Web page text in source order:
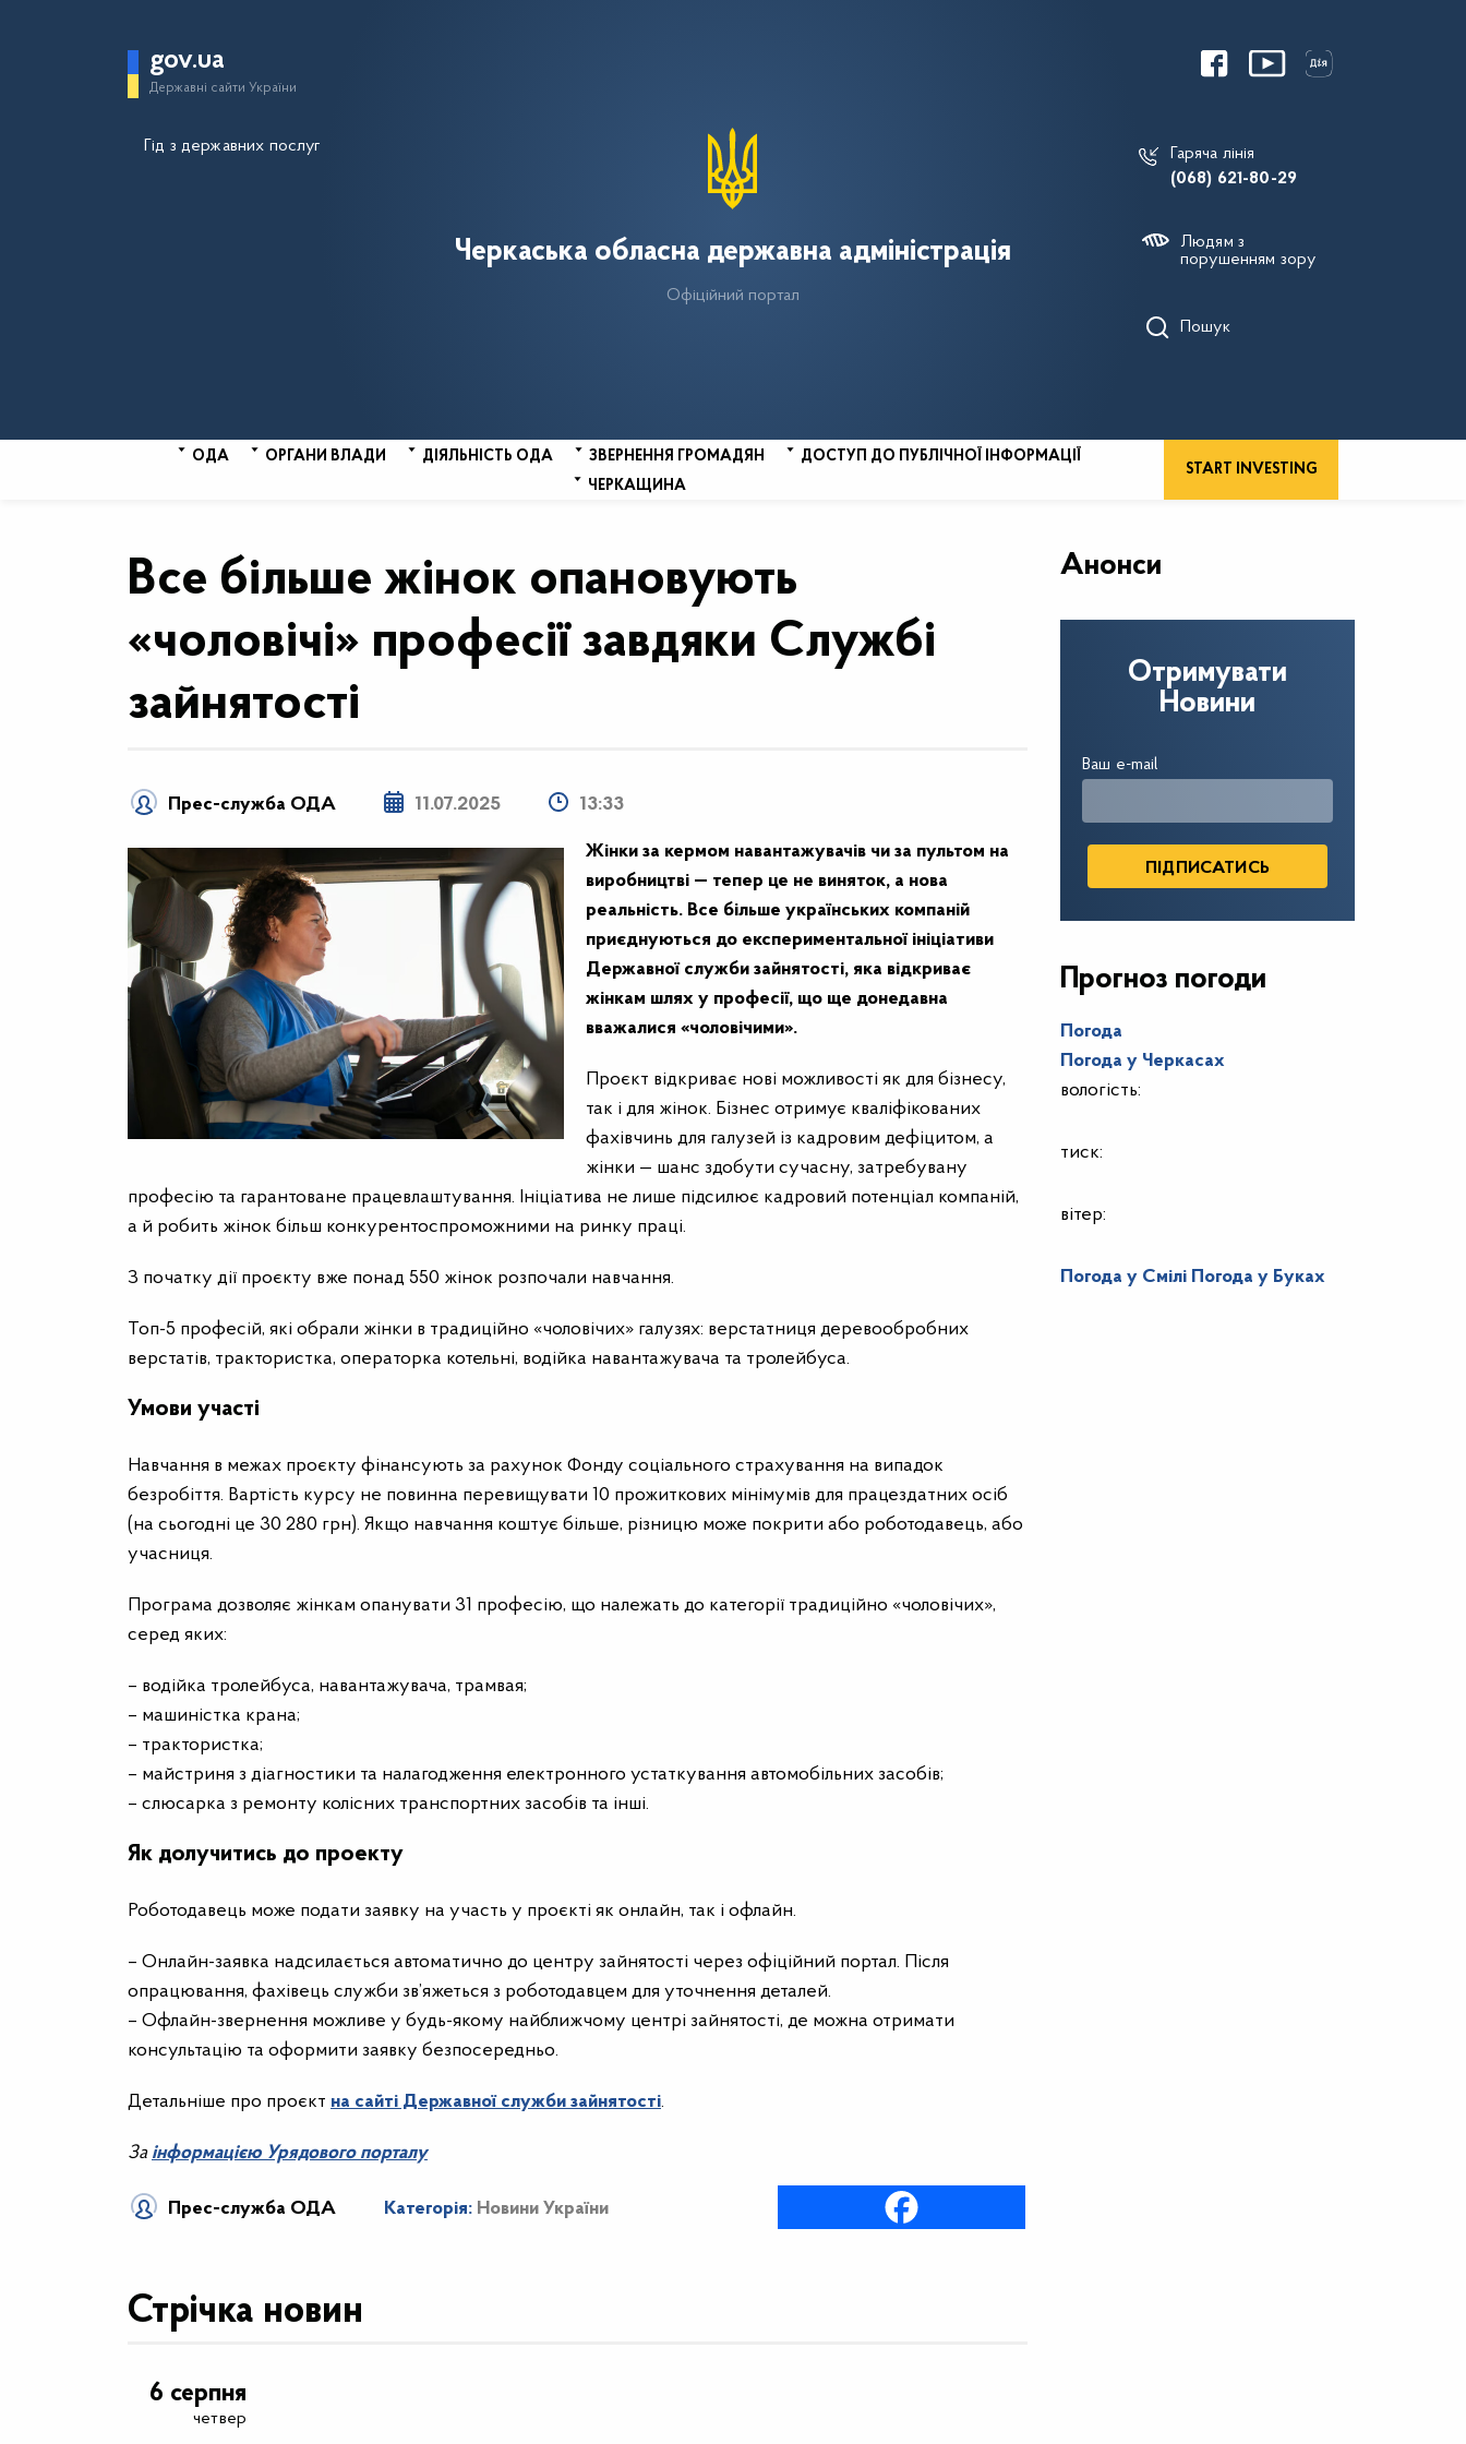
gov.ua
Державні сайти України
Гід з державних послуг
Черкаська обласна державна адміністрація
Офіційний портал
Гаряча лінія
(068) 621-80-29
Людям з
порушенням зору
Пошук
ОДА ОРГАНИ ВЛАДИ ДІЯЛЬНІСТЬ ОДА ЗВЕРНЕННЯ ГРОМАДЯН
ДОСТУП ДО ПУБЛІЧНОЇ ІНФОРМАЦІЇ
ЧЕРКАЩИНА
START INVESTING
Все більше жінок опановують
«чоловічі» професії завдяки Службі
зайнятості
Прес-служба ОДА 11.07.2025 13:33
Жінки за кермом навантажувачів чи за пультом на
виробництві — тепер це не виняток, а нова
реальність. Все більше українських компаній
приєднуються до експериментальної ініціативи
Державної служби зайнятості, яка відкриває
жінкам шлях у професії, що ще донедавна
вважалися «чоловічими».
Проєкт відкриває нові можливості як для бізнесу,
так і для жінок. Бізнес отримує кваліфікованих
фахівчинь для галузей із кадровим дефіцитом, а
жінки — шанс здобути сучасну, затребувану
професію та гарантоване працевлаштування. Ініціатива не лише підсилює кадровий потенціал компаній,
а й робить жінок більш конкурентоспроможними на ринку праці.
З початку дії проєкту вже понад 550 жінок розпочали навчання.
Топ-5 професій, які обрали жінки в традиційно «чоловічих» галузях: верстатниця деревообробних
верстатів, трактористка, операторка котельні, водійка навантажувача та тролейбуса.
Умови участі
Навчання в межах проєкту фінансують за рахунок Фонду соціального страхування на випадок
безробіття. Вартість курсу не повинна перевищувати 10 прожиткових мінімумів для працездатних осіб
(на сьогодні це 30 280 грн). Якщо навчання коштує більше, різницю може покрити або роботодавець, або
учасниця.
Програма дозволяє жінкам опанувати 31 професію, що належать до категорії традиційно «чоловічих»,
серед яких:
– водійка тролейбуса, навантажувача, трамвая;
– машиністка крана;
– трактористка;
– майстриня з діагностики та налагодження електронного устаткування автомобільних засобів;
– слюсарка з ремонту колісних транспортних засобів та інші.
Як долучитись до проекту
Роботодавець може подати заявку на участь у проєкті як онлайн, так і офлайн.
– Онлайн-заявка надсилається автоматично до центру зайнятості через офіційний портал. Після
опрацювання, фахівець служби зв’яжеться з роботодавцем для уточнення деталей.
– Офлайн-звернення можливе у будь-якому найближчому центрі зайнятості, де можна отримати
консультацію та оформити заявку безпосередньо.
Детальніше про проєкт на сайті Державної служби зайнятості.
За інформацією Урядового порталу
Прес-служба ОДА Категорія: Новини України
Стрічка новин
6 серпня
четвер
Анонси
Отримувати
Новини
Ваш e-mail
Прогноз погоди
Погода
Погода у Черкасах
вологість:
тиск:
вітер:
Погода у Смілі Погода у Буках